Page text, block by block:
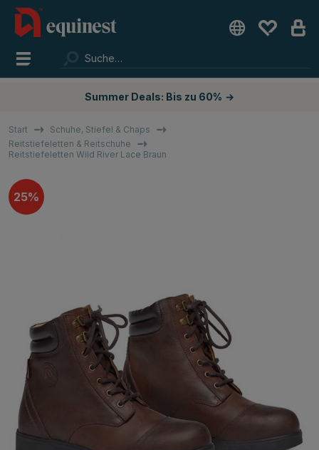
Summer Deals: Bis zu 60% →
Start
Schuhe, Stiefel & Chaps
Reitstiefeletten & Reitschuhe
Reitstiefeletten Wild River Lace Braun
25%